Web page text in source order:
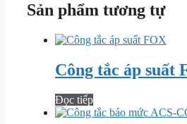
Sản phẩm tương tự
Công tắc áp suất
Đọc tiếp